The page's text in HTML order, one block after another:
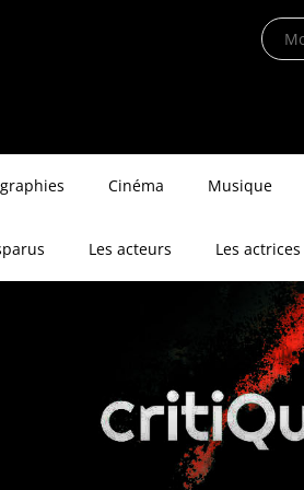
Cinéma Musique
Les acteurs Les actrices